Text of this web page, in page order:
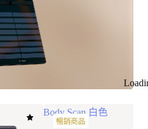
Body Scan 白色
暢銷商品